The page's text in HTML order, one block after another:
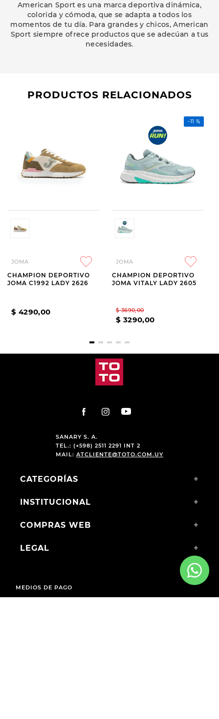
American Sport es una marca deportiva dinámica,
colorida y cómoda, que se adapta a todos los
momentos de tu día. Para grandes y chicos, American
Sport siempre ofrece productos que se adecúan a tus
necesidades.
PRODUCTOS RELACIONADOS
JOMA
CHAMPION DEPORTIVO
JOMA C1992 LADY 2626
$ 4290,00
-11 %
JOMA
CHAMPION DEPORTIVO
JOMA VITALY LADY 2605
$ 3690,00
$ 3290,00
SANARY S. A.
TEL.: (+598) 2511 2291 INT 2
MAIL: ATCLIENTE@TOTO.COM.UY
CATEGORÍAS +
INSTITUCIONAL +
COMPRAS WEB +
LEGAL +
MEDIOS DE PAGO